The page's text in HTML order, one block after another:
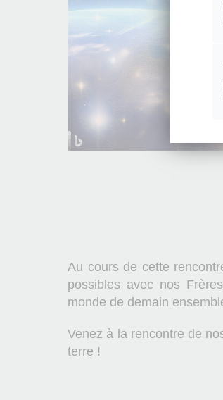
Au cours de cette
possibles avec nos
monde de demain
Venez à la rencontre de
terre !